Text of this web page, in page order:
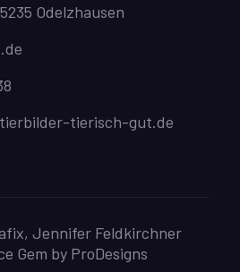
Odelzhausen
tierisch-gut.de
Jennifer Feldkirchner
Gem by ProDesigns